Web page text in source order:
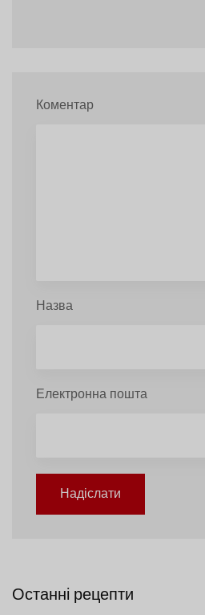
Коментар
Назва
Електронна пошта
Надіслати
Останні рецепти